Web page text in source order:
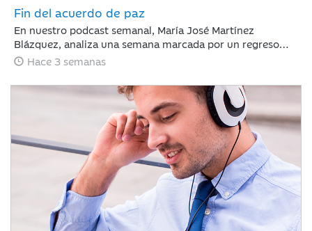
Fin del acuerdo de paz
En nuestro podcast semanal, María José Martínez
Blázquez, analiza una semana marcada por un regreso
inesperado de la tensión geopolítica frente a la que los
sectores defensivos en las bolsas y ligeros repuntes en
deuda pública. Las actas de la Reserva Federal reforzaron
la atención sobre la inflación, elevando ligeramente las
expectativas de tipos de interés.
Hace 3 semanas